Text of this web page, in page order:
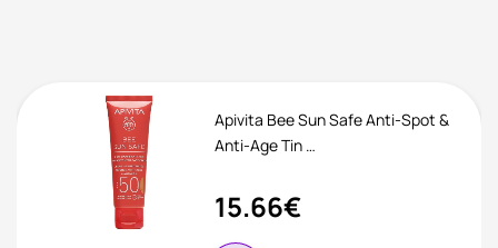
Apivita Bee Sun Safe Anti-Spot &
Anti-Age Tin …
15.66€